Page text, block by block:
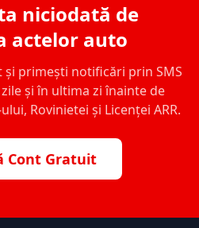
niciodată de
actelor auto
și primești notificări prin SMS
și în ultima zi înainte de
Rovinietei și Licenței ARR.
Cont Gratuit